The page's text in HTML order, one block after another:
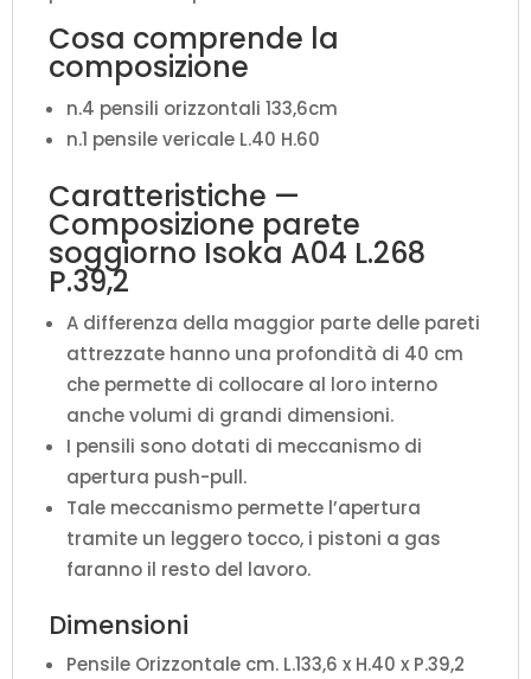
Cosa comprende la
composizione
n.4 pensili orizzontali 133,6cm
n.1 pensile vericale L.40 H.60
Caratteristiche —
Composizione parete
soggiorno Isoka A04 L.268
P.39,2
A differenza della maggior parte delle pareti
attrezzate hanno una profondità di 40 cm
che permette di collocare al loro interno
anche volumi di grandi dimensioni.
I pensili sono dotati di meccanismo di
apertura push-pull.
Tale meccanismo permette l’apertura
tramite un leggero tocco, i pistoni a gas
faranno il resto del lavoro.
Dimensioni
Pensile Orizzontale cm. L.133,6 x H.40 x P.39,2